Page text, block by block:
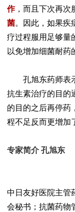
作，而且下次再次
菌。因此，如果疾
疗过程服用足够量
以免增加细菌耐药
孔旭东药师表
抗生素治疗的目的
的目的之后再停药
程不足反而更增加
专家简介 孔旭东
中日友好医院主管
会秘书；抗菌药物